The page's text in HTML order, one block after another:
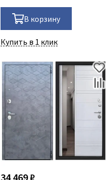
В корзину
Купить в 1 клик
34 469 ₽